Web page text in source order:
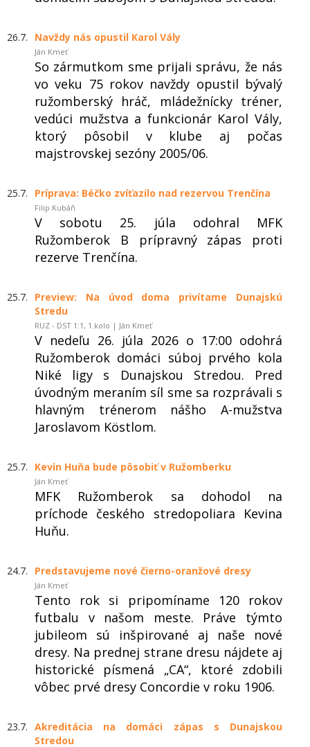
26.7. Navždy nás opustil Karol Vály
Ján Kmeť
So zármutkom sme prijali správu, že nás
vo veku 75 rokov navždy opustil bývalý
ružomberský hráč, mládežnícky tréner,
vedúci mužstva a funkcionár Karol Vály,
ktorý pôsobil v klube aj počas
majstrovskej sezóny 2005/06.
25.7. Príprava: Béčko zvíťazilo nad rezervou Trenčína
Filip Kubáň
V sobotu 25. júla odohral MFK
Ružomberok B prípravný zápas proti
rezerve Trenčína.
25.7.
Preview: Na úvod doma privítame Dunajskú
Stredu
RUZ - DST 1:1, 1.kolo | Ján Kmeť
V nedeľu 26. júla 2026 o 17:00 odohrá
Ružomberok domáci súboj prvého kola
Niké ligy s Dunajskou Stredou. Pred
úvodným meraním síl sme sa rozprávali s
hlavným trénerom nášho A-mužstva
Jaroslavom Köstlom.
25.7. Kevin Huňa bude pôsobiť v Ružomberku
Ján Kmeť
MFK Ružomberok sa dohodol na
príchode českého stredopoliara Kevina
Huňu.
24.7. Predstavujeme nové čierno-oranžové dresy
Ján Kmeť
Tento rok si pripomíname 120 rokov
futbalu v našom meste. Práve týmto
jubileom sú inšpirované aj naše nové
dresy. Na prednej strane dresu nájdete aj
historické písmená „CA“, ktoré zdobili
vôbec prvé dresy Concordie v roku 1906.
23.7. Akreditácia na domáci zápas s Dunajskou
Stredou